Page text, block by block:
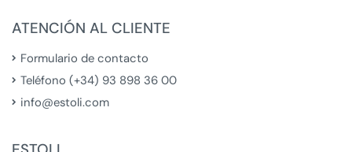
ATENCIÓN AL CLIENTE
Formulario de contacto
Teléfono (+34) 93 898 36 00
info@estoli.com